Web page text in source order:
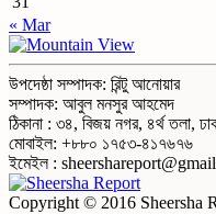
« Mar
উপদেষ্ঠা সম্পাদক: রিন্টু আনোয়ার
সম্পাদক: আবুল মনসুর আহমেদ
ঠিকানা : ৩৪, বিজয় নগর, ৪র্থ তলা,
মোবাইল: +৮৮০ ১৭৫৩-৪১৭৬৭৬
ইমেইল :
Copyright © 2016 Sheersha